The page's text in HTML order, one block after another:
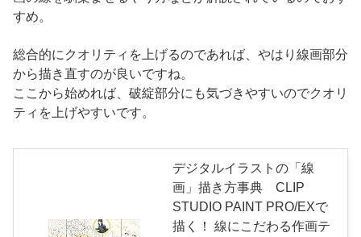
すめ。
総合的にクオリティを上げるのであれば、やはり線画部分
から描き直すのが良いですね。
ここから始めれば、破綻部分にも気づきやすいのでクオリ
ティを上げやすいです。
デジタルイラストの「線
画」描き方事典 CLIP
STUDIO PAINT PRO/EXで
描く！ 線にこだわる作画テ